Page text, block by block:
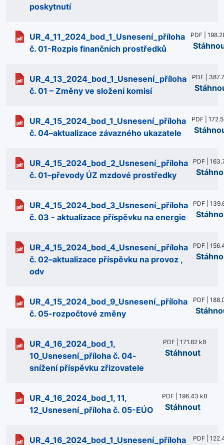
poskytnutí
UR_4_11_2024_bod_1_Usnesení_příloha
č. 01-Rozpis finančních prostředků
PDF |
UR_4_13_2024_bod_1_Usnesení_příloha
č. 01 – Změny ve složení komisí
PDF |
UR_4_15_2024_bod_1_Usnesení_příloha
č. 04–aktualizace závazného ukazatele
PDF |
UR_4_15_2024_bod_2_Usnesení_příloha
č. 01–převody ÚZ mzdové prostředky
PDF |
UR_4_15_2024_bod_3_Usnesení_příloha
č. 03 - aktualizace příspěvku na energie
PDF |
UR_4_15_2024_bod_4_Usnesení_příloha
č. 02–aktualizace příspěvku na provoz ,
odv
PDF |
UR_4_15_2024_bod_9_Usnesení_příloha
č. 05-rozpočtové změny
PDF |
UR_4_16_2024_bod_1,
10_Usnesení_příloha č. 04-
snížení příspěvku zřizovatele
PDF | 171.82 kB
Stáhnout
UR_4_16_2024_bod_1, 11,
12_Usnesení_příloha č. 05-EÚO
PDF | 196.43 kB
Stáhnout
UR_4_16_2024_bod_1_Usnesení_příloha
PDF |